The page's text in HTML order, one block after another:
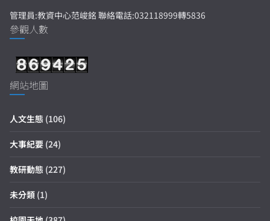
管理員:教資中心范峻銘 聯絡電話:032118999轉5836
參觀人數
網站地圖
人文生態 (106)
大事紀要 (24)
教研動態 (227)
未分類 (1)